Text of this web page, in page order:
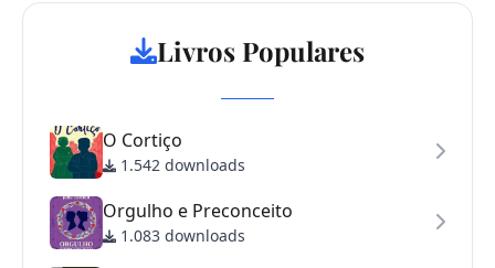
Livros Populares
O Cortiço
1.542 downloads
Orgulho e Preconceito
1.083 downloads